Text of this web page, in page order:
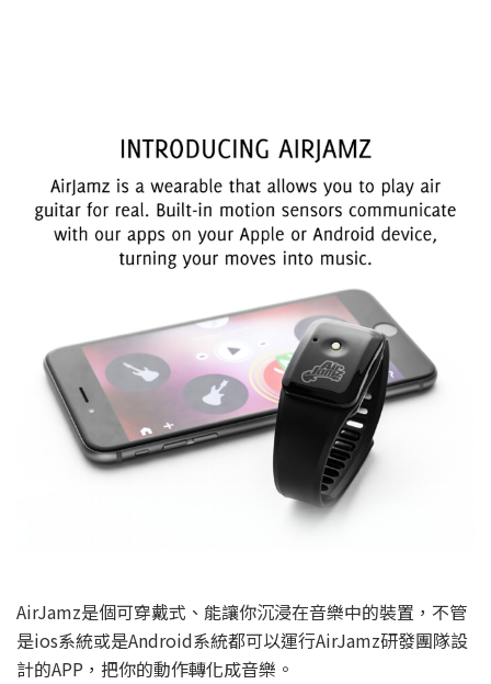
AirJamz是個可穿戴式、能讓你沉浸在音樂中的裝置，不管
是ios系統或是Android系統都可以運行AirJamz研發團隊設
計的APP，把你的動作轉化成音樂。